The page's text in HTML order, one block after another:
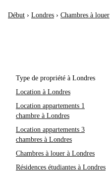
Début › Londres › Chambres à louer
Type de propriété à Londres
Location à Londres
Location appartements 1
chambre à Londres
Location appartements 3
chambres à Londres
Chambres à louer à Londres
Résidences étudiantes à Londres